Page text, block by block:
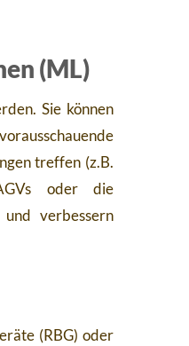
(ML)
Sie können
treffen (z.B.
oder die
verbessern
(RBG) oder